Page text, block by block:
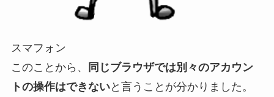
スマフォン
このことから、
同じブラウザでは別々のアカウン
トの操作はできないと言うことが分かりました。